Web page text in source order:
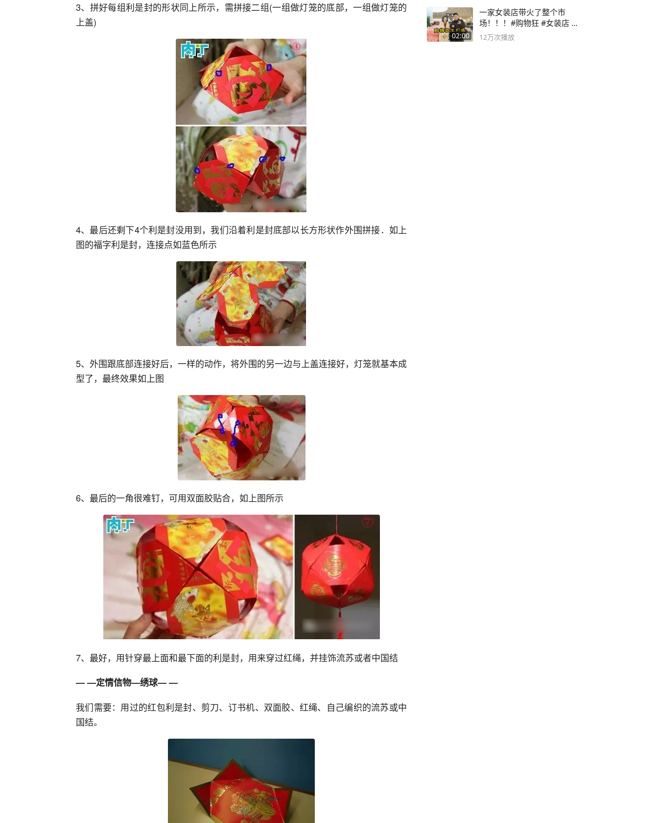
3、拼好每组利是封的形状同上所示，需拼接二组(一组做灯笼的底部，一组做灯笼的
上盖)
4、最后还剩下4个利是封没用到，我们沿着利是封底部以长方形状作外围拼接．如上
图的福字利是封，连接点如蓝色所示
5、外围跟底部连接好后，一样的动作，将外围的另一边与上盖连接好，灯笼就基本成
型了，最终效果如上图
6、最后的一角很难钉，可用双面胶贴合，如上图所示
7、最好，用针穿最上面和最下面的利是封，用来穿过红绳，并挂饰流苏或者中国结
— —定情信物—绣球— —
我们需要：用过的红包利是封、剪刀、订书机、双面胶、红绳、自己编织的流苏或中
国结。
02:00
一家女装店带火了整个市
场！！！#购物狂 #女装店 #
高品质女装
12万次播放